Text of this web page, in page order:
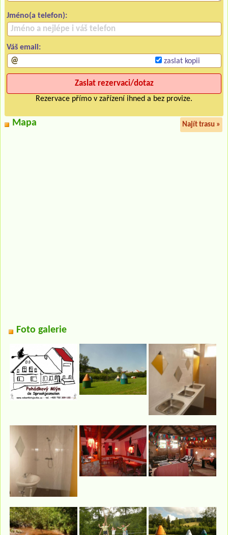
Jméno(a telefon):
Váš email:
zaslat kopii
Rezervace přímo v zařízení ihned a bez provize.
Mapa Najít trasu »
Foto galerie